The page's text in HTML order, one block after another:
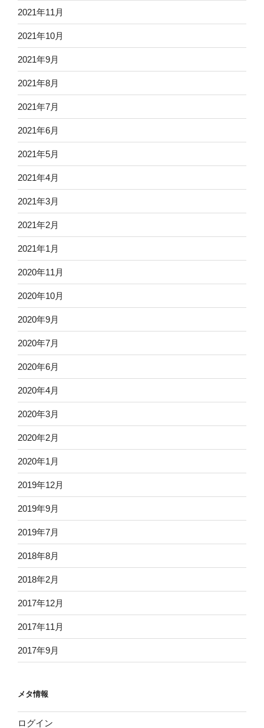
2021年11月
2021年10月
2021年9月
2021年8月
2021年7月
2021年6月
2021年5月
2021年4月
2021年3月
2021年2月
2021年1月
2020年11月
2020年10月
2020年9月
2020年7月
2020年6月
2020年4月
2020年3月
2020年2月
2020年1月
2019年12月
2019年9月
2019年7月
2018年8月
2018年2月
2017年12月
2017年11月
2017年9月
メタ情報
ログイン